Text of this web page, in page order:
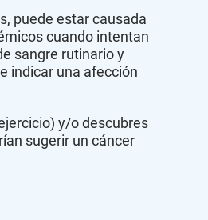
puede estar causada
cuando intentan
sangre rutinario y
indicar una afección
y/o descubres
sugerir un cáncer